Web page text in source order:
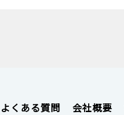
よくある質問 会社概要